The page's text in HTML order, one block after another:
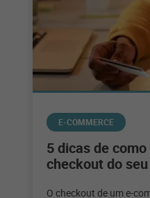
E-COMMERCE
5 dicas de
checkout do
O checkout de um e-